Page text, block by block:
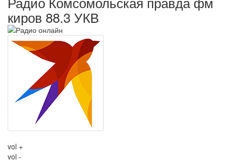
киров 88.3 УКВ
vol +
vol -